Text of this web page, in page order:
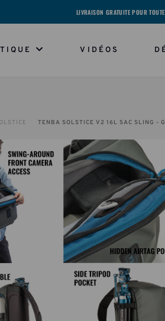
LIVRAISON GRATUITE POUR
VIDÉOS
TENBA SOLSTICE V2 16L SAC SLING -